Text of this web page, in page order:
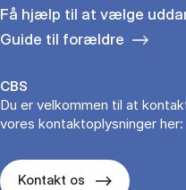
Få hjælp til at vælge
Guide til forældre
CBS
Du er velkommen til at
vores kontaktoplysninger her:
Kontakt os